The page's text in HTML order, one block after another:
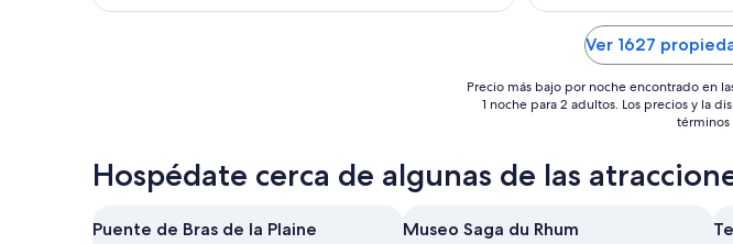
Ver 1627
Precio más bajo por noche encontrado en
1 noche para 2 adultos. Los precios y la
términos
Hospédate cerca de algunas de las
Puente de Bras de la Plaine Museo Saga du Rhum